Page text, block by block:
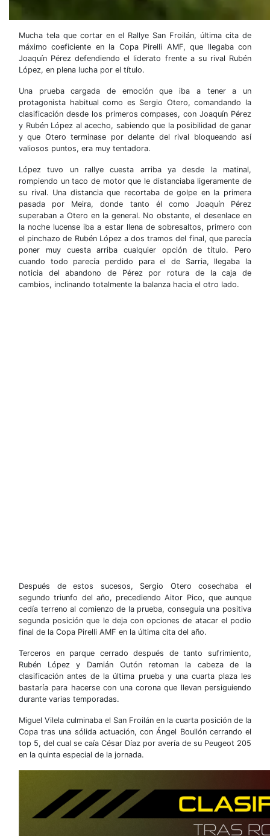
Mucha tela que cortar en el Rallye San Froilán, última cita de
máximo coeficiente en la Copa Pirelli AMF, que llegaba con
Joaquín Pérez defendiendo el liderato frente a su rival Rubén
López, en plena lucha por el título.
Una prueba cargada de emoción que iba a tener a un
protagonista habitual como es Sergio Otero, comandando la
clasificación desde los primeros compases, con Joaquín Pérez
y Rubén López al acecho, sabiendo que la posibilidad de ganar
y que Otero terminase por delante del rival bloqueando así
valiosos puntos, era muy tentadora.
López tuvo un rallye cuesta arriba ya desde la matinal,
rompiendo un taco de motor que le distanciaba ligeramente de
su rival. Una distancia que recortaba de golpe en la primera
pasada por Meira, donde tanto él como Joaquín Pérez
superaban a Otero en la general. No obstante, el desenlace en
la noche lucense iba a estar llena de sobresaltos, primero con
el pinchazo de Rubén López a dos tramos del final, que parecía
poner muy cuesta arriba cualquier opción de título. Pero
cuando todo parecía perdido para el de Sarria, llegaba la
noticia del abandono de Pérez por rotura de la caja de
cambios, inclinando totalmente la balanza hacia el otro lado.
Después de estos sucesos, Sergio Otero cosechaba el
segundo triunfo del año, precediendo Aitor Pico, que aunque
cedía terreno al comienzo de la prueba, conseguía una positiva
segunda posición que le deja con opciones de atacar el podio
final de la Copa Pirelli AMF en la última cita del año.
Terceros en parque cerrado después de tanto sufrimiento,
Rubén López y Damián Outón retoman la cabeza de la
clasificación antes de la última prueba y una cuarta plaza les
bastaría para hacerse con una corona que llevan persiguiendo
durante varias temporadas.
Miguel Vilela culminaba el San Froilán en la cuarta posición de la
Copa tras una sólida actuación, con Ángel Boullón cerrando el
top 5, del cual se caía César Díaz por avería de su Peugeot 205
en la quinta especial de la jornada.